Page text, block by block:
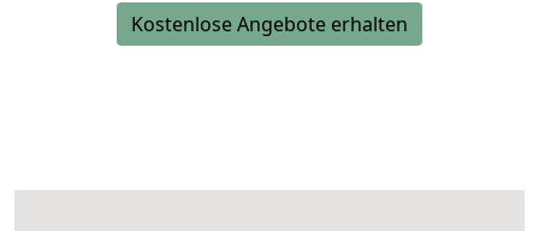
Kostenlose Angebote erhalten